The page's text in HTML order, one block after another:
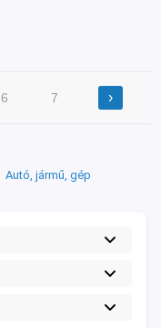
6 7 ›
Autó, jármű, gép